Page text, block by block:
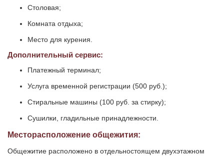
Столовая;
Комната отдыха;
Место для курения.
Дополнительный сервис:
Платежный терминал;
Услуга временной регистрации (500 руб.);
Стиральные машины (100 руб. за стирку);
Сушилки, гладильные принадлежности.
Месторасположение общежития:
Общежитие расположено в отдельностоящем двухэтажном